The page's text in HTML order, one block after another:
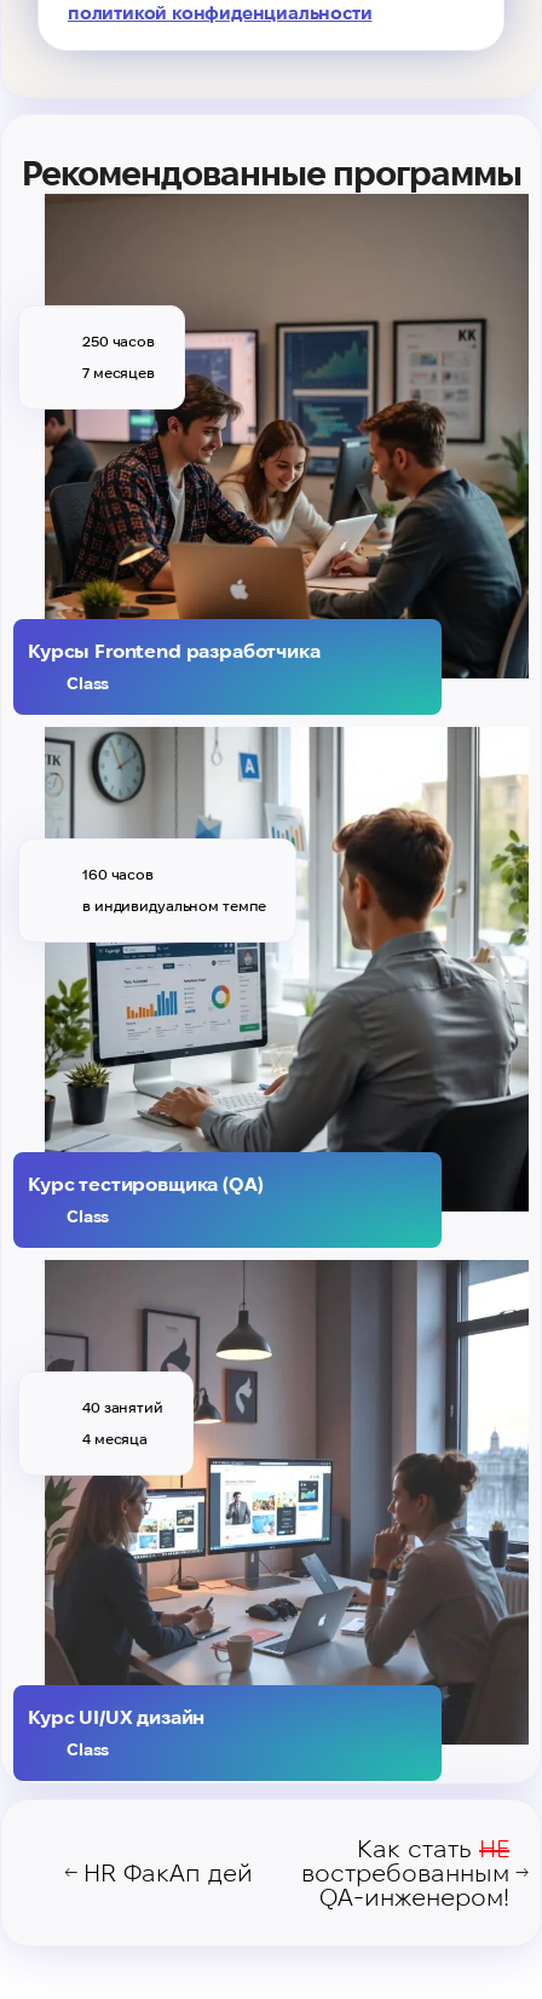
политикой конфиденциальности
Рекомендованные программы
250 часов
7 месяцев
Курсы Frontend разработчика
Class
160 часов
в индивидуальном темпе
Курс тестировщика (QA)
Class
40 занятий
4 месяца
Курс UI/UX дизайн
Class
← HR ФакАп дей
Как стать HE
востребованным
QA-инженером!
→